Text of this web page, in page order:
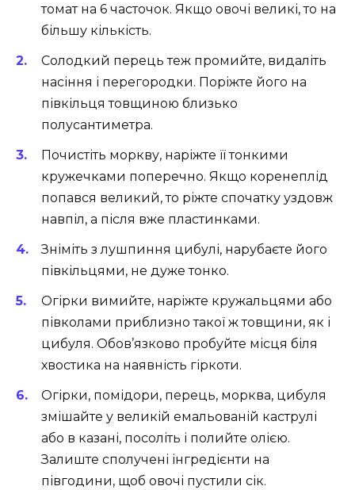
томат на 6 часточок. Якщо овочі великі, то на
більшу кількість.
Солодкий перець теж промийте, видаліть
насіння і перегородки. Поріжте його на
півкільця товщиною близько
полусантиметра.
Почистіть моркву, наріжте її тонкими
кружечками поперечно. Якщо коренеплід
попався великий, то ріжте спочатку уздовж
навпіл, а після вже пластинками.
Зніміть з лушпиння цибулі, нарубаєте його
півкільцями, не дуже тонко.
Огірки вимийте, наріжте кружальцями або
півколами приблизно такої ж товщини, як і
цибуля. Обов’язково пробуйте місця біля
хвостика на наявність гіркоти.
Огірки, помідори, перець, морква, цибуля
змішайте у великій емальованій каструлі
або в казані, посоліть і полийте олією.
Залиште сполучені інгредієнти на
півгодини, щоб овочі пустили сік.